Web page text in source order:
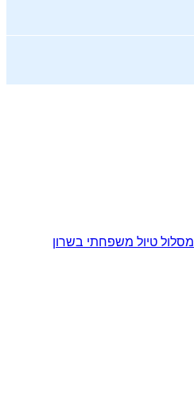
מסלול טיול משפחתי בשרון